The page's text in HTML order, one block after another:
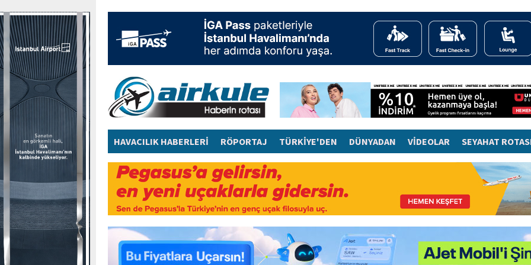
HAVACILIK HABERLERİ RÖPORTAJ TÜRKİYE'DEN DÜNYADAN VİDEOLAR SEYAHAT